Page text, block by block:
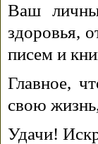
Ваш
здоровья,
писем и
Главное,
свою
Удачи!